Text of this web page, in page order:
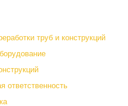
труб и конструкций
ответственность